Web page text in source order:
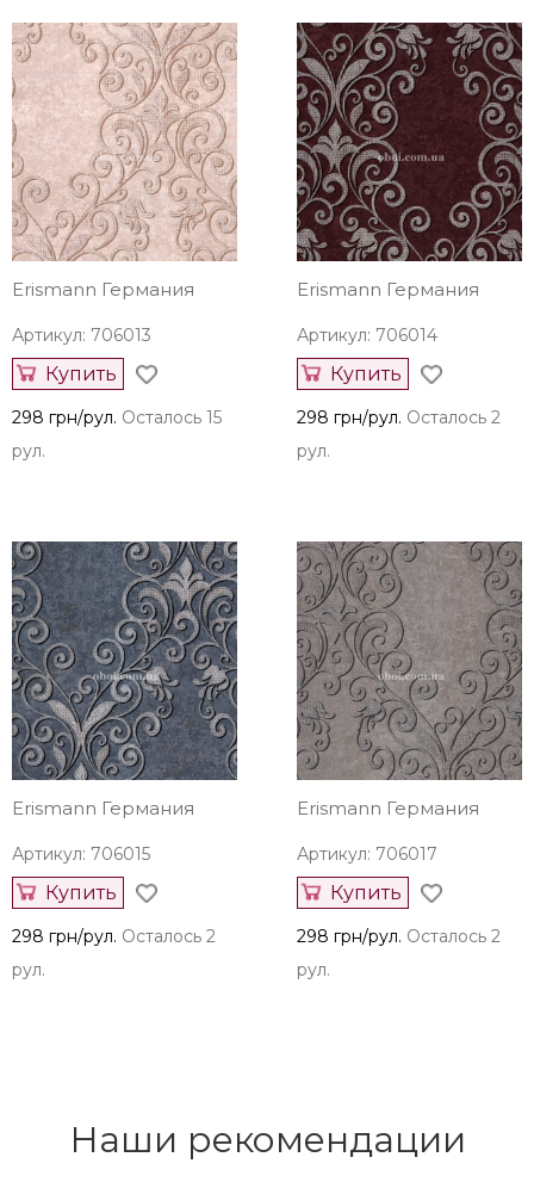
Erismann Германия
Артикул: 706013
Купить
298 грн/рул. Осталось 15
рул.
Erismann Германия
Артикул: 706014
Купить
298 грн/рул. Осталось 2
рул.
Erismann Германия
Артикул: 706015
Купить
298 грн/рул. Осталось 2
рул.
Erismann Германия
Артикул: 706017
Купить
298 грн/рул. Осталось 2
рул.
Наши рекомендации